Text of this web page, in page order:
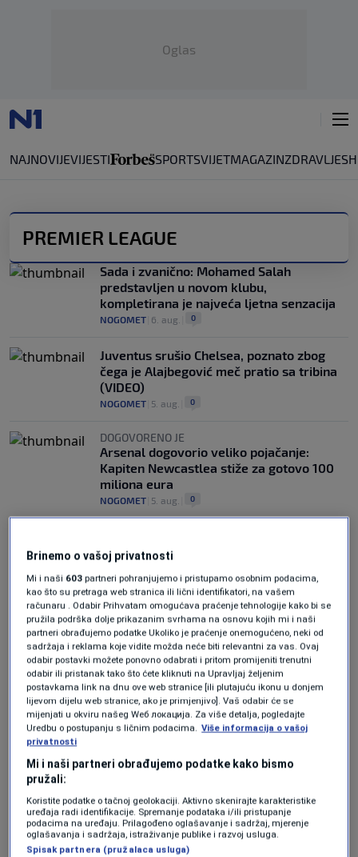
Oglas
NAJNOVIJEVIJESTI SPORTSVIJETMAGAZINZDRAVLJE
PREMIER LEAGUE
Sada i zvanično: Mohamed Salah
predstavljen u novom klubu,
kompletirana je najveća ljetna senzacija
NOGOMET 6. aug. 0
Juventus srušio Chelsea, poznato zbog
čega je Alajbegović meč pratio sa tribina
(VIDEO)
NOGOMET 5. aug. 0
DOGOVORENO JE
Arsenal dogovorio veliko pojačanje:
Kapiten Newcastlea stiže za gotovo 100
miliona eura
NOGOMET 5. aug. 0
Oglas
Gotovo je! Salah ima novi klub - ovome se
NOGOMET| 5. aug.| 0
Drama se nastavlja: Evo koliko Real
Madrid traži Arsenalu za Vinicusa!
NOGOMET|5. aug. | 0
Brinemo o vašoj privatnosti
Mi i naši 603 partneri pohranjujemo i pristupamo osobnim podacima,
kao što su pretraga web stranica ili lični identifikatori, na vašem
računaru . Odabir Prihvatam omogućava praćenje tehnologije kako bi se
pružila podrška dolje prikazanim svrhama na osnovu kojih mi i naši
partneri obrađujemo podatke Ukoliko je praćenje onemogućeno, neki od
sadržaja i reklama koje vidite možda neće biti relevantni za vas. Ovaj
odabir postavki možete ponovno odabrati i pritom promijeniti trenutni
odabir ili pristanak tako što ćete kliknuti na Upravljaj željenim
postavkama link na dnu ove web stranice [ili plutajuću ikonu u donjem
lijevom dijelu web stranice, ako je primjenjivo]. Vaš odabir će se
mijenjati u okviru našeg Wеб локација. Za više detalja, pogledajte
Uredbu o postupanju s ličnim podacima. Više informacija o vašoj
privatnosti
Mi i naši partneri obrađujemo podatke kako bismo
pružali:
Koristite podatke o tačnoj geolokaciji. Aktivno skenirajte karakteristike
uređaja radi identifikacije. Spremanje podataka i/ili pristupanje
podacima na uređaju. Prilagođeno oglašavanje i sadržaj, mjerenje
oglašavanja i sadržaja, istraživanje publike i razvoj usluga.
Spisak partnera (pružalaca usluga)